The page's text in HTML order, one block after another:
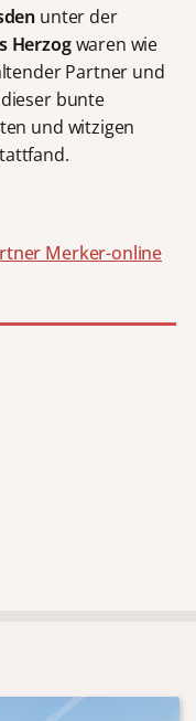
unter der
Herzogwaren wie
Partner und
bunte
und witzigen
Merker-online